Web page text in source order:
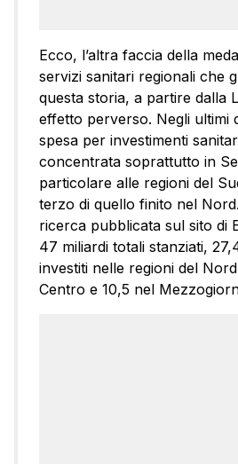
Ecco, l’altra faccia della
servizi sanitari regionali che
questa storia, a partire dalla
effetto perverso. Negli ultimi
spesa per investimenti
concentrata soprattutto in
particolare alle regioni del
terzo di quello finito nel
ricerca pubblicata sul sito di
47 miliardi totali stanziati,
investiti nelle regioni del
Centro e 10,5 nel